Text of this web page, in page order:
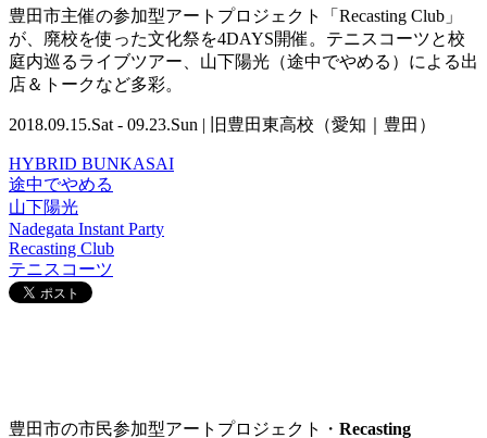
豊田市主催の参加型アートプロジェクト「Recasting Club」
が、廃校を使った文化祭を4DAYS開催。テニスコーツと校
庭内巡るライブツアー、山下陽光（途中でやめる）による出
店＆トークなど多彩。
2018.09.15.Sat - 09.23.Sun | 旧豊田東高校（愛知｜豊田）
HYBRID BUNKASAI
途中でやめる
山下陽光
Nadegata Instant Party
Recasting Club
テニスコーツ
豊田市の市民参加型アートプロジェクト・ Recasting